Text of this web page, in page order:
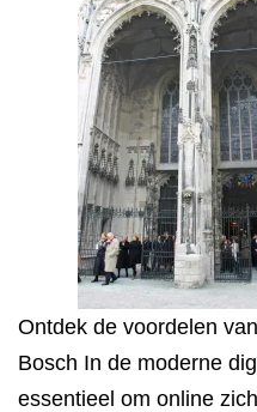
Ontdek de voordelen
Bosch In de moderne
essentieel om online